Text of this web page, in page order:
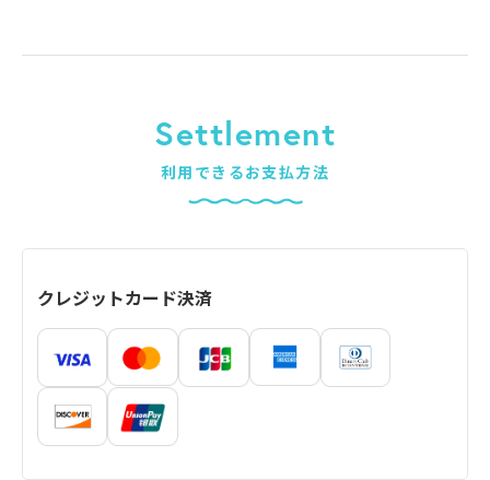
Settlement
利用できるお支払方法
クレジットカード決済